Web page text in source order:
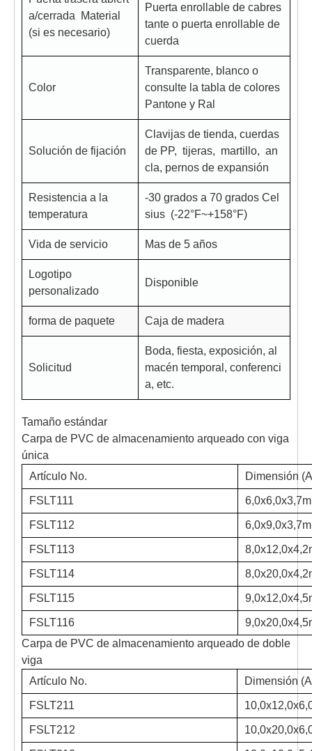
a/cerrada Material
(si es necesario)
Puerta enrollable de cabres
tante o puerta enrollable de
cuerda
Color
Transparente, blanco o
consulte la tabla de colores
Pantone y Ral
Solución de fijación
Clavijas de tienda, cuerdas
de PP, tijeras, martillo, an
cla, pernos de expansión
Resistencia a la
temperatura
-30 grados a 70 grados Cel
sius (-22°F~+158°F)
Vida de servicio Mas de 5 años
Logotipo
personalizado
Disponible
forma de paquete Caja de madera
Solicitud
Boda, fiesta, exposición, al
macén temporal, conferenci
a, etc.
Tamaño estándar
Carpa de PVC de almacenamiento arqueado con viga
única
Artículo No.
Dimensión
FSLT111 6,0x6,0x3,7m
FSLT112 6,0x9,0x3,7m
FSLT113
FSLT114
FSLT115
FSLT116
Carpa de PVC de almacenamiento arqueado de doble
viga
Artículo No.
Dimensión
FSLT211
FSLT212